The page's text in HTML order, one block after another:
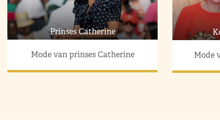
Prinses Catherine
Mode van prinses Catherine Mode